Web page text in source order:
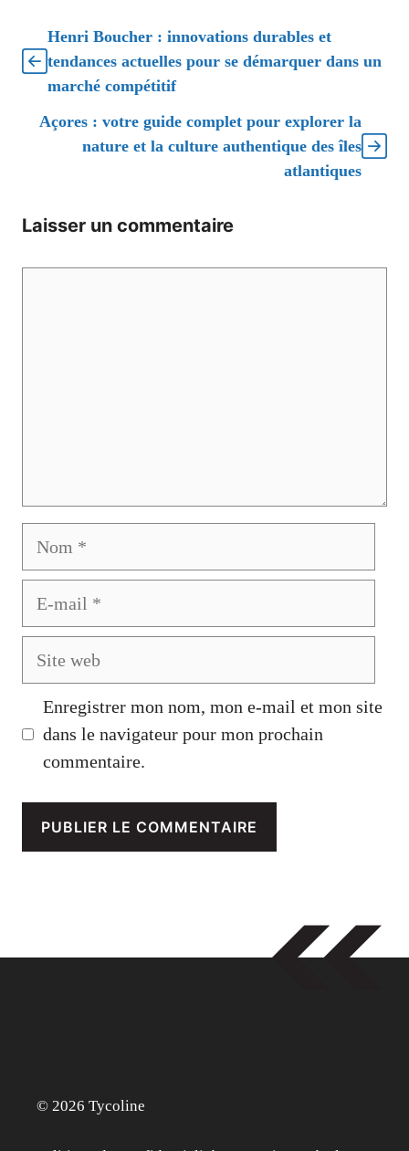
Henri Boucher : innovations durables et
tendances actuelles pour se démarquer dans un
marché compétitif
Açores : votre guide complet pour explorer la
nature et la culture authentique des îles
atlantiques
Laisser un commentaire
Enregistrer mon nom, mon e-mail et mon site
dans le navigateur pour mon prochain
commentaire.
© 2026 Tycoline